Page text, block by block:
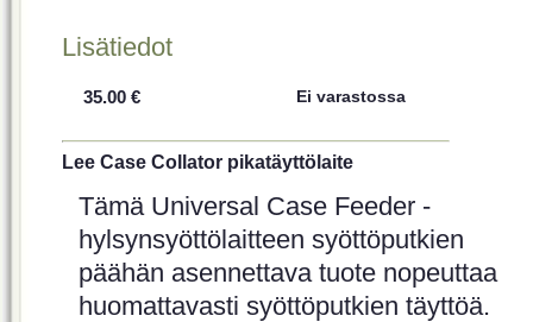
Lisätiedot
35.00 € Ei varastossa
Lee Case Collator pikatäyttölaite
Tämä Universal Case Feeder -
hylsynsyöttölaitteen syöttöputkien
päähän asennettava tuote nopeuttaa
huomattavasti syöttöputkien täyttöä.